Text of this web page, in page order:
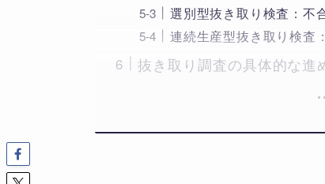
選別型抜き取り検査：不
連続生産型抜き取り検査
抜き取り調査の具体的な進